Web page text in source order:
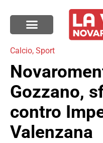
Calcio, Sport
Gozzano,
contro
Valenzana